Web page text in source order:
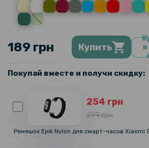
189 грн Купить
Покупай вместе и получи скидку:
254 грн
299 грн
Ремешок Epik Nylon для смарт-часов Xiaomi